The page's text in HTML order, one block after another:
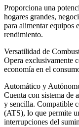
Proporciona una
hogares grandes,
para alimentar equipos
rendimiento.
Versatilidad de
Opera exclusivamente
economía en el
Automático y
Cuenta con sistema de
y sencilla. Compatible
(ATS), lo que permite
interrupciones del